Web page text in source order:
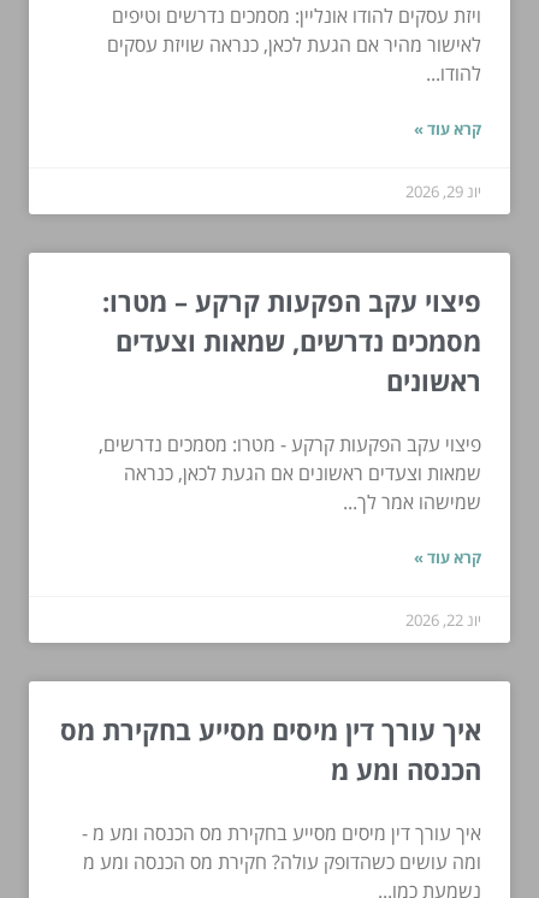
ויזת עסקים להודו אונליין: מסמכים נדרשים וטיפים
לאישור מהיר אם הגעת לכאן, כנראה שויזת עסקים
להודו...
קרא עוד »
יונ 29, 2026
פיצוי עקב הפקעות קרקע – מטרו:
מסמכים נדרשים, שמאות וצעדים
ראשונים
פיצוי עקב הפקעות קרקע - מטרו: מסמכים נדרשים,
שמאות וצעדים ראשונים אם הגעת לכאן, כנראה
שמישהו אמר לך...
קרא עוד »
יונ 22, 2026
איך עורך דין מיסים מסייע בחקירת מס
הכנסה ומע מ
איך עורך דין מיסים מסייע בחקירת מס הכנסה ומע מ -
ומה עושים כשהדופק עולה? חקירת מס הכנסה ומע מ
נשמעת כמו...